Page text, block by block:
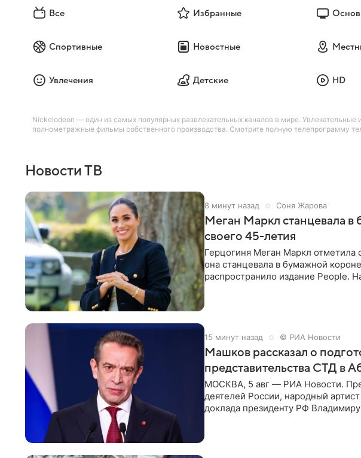
Все Избранные
Спортивные Новостные
Увлечения Детские HD
Nickelodeon — один из самых популярных развлекательных каналов в мире.
полнометражные фильмы собственного производства. Смотрите полную телепрограмму
Новости ТВ
8 минут назад Соня Жарова
Меган Маркл станцевала в
своего 45-летия
Герцогиня Меган Маркл
она станцевала в бумажной
распространило издание People.
15 минут назад © РИА Новости
Машков рассказал о
представительства СТД в
МОСКВА, 5 авг — РИА Новости.
деятелей России, народный
доклада президенту РФ